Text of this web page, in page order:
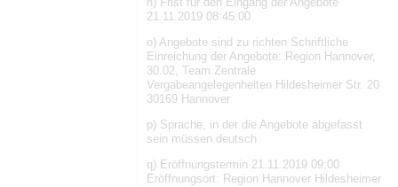
21.11.2019 08:45:00
o) Angebote sind zu richten Schriftliche
Einreichung der Angebote: Region Hannover,
30.02, Team Zentrale
Vergabeangelegenheiten Hildesheimer Str. 20
30169 Hannover
p) Sprache, in der die Angebote abgefasst
sein müssen deutsch
q) Eröffnungstermin 21.11.2019 09:00
Eröffnungsort: Region Hannover Hildesheimer